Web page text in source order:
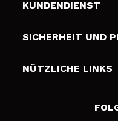
Geschenkkarten
KUNDENDIENST
Liefer- und
Zahlung
SICHERHEIT UND
Bedingungen und
NÜTZLICHE LINKS